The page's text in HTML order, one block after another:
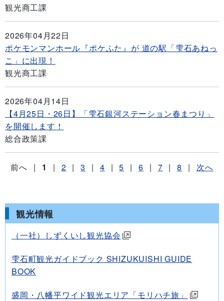
観光商工課
2026年04月22日
ポケモンマンホール『ポケふた』が 道の駅「雫石あねっ
こ」に出現！
観光商工課
2026年04月14日
【4月25日・26日】「雫石銀河ステーション春まつり」
を開催します！
総合政策課
前へ | 1 | 2 | 3 | 4 | 5 | 6 | 7 | 8 | 次へ
観光情報
（一社）しずくいし観光協会
雫石町観光ガイドブック SHIZUKUISHI GUIDE
BOOK
盛岡・八幡平ワイド観光エリア「モリハチ旅」